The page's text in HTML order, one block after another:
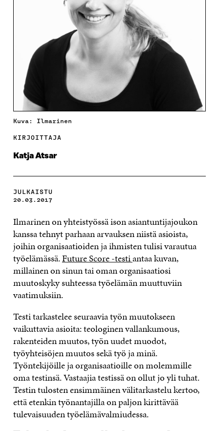
Kuva: Ilmarinen
KIRJOITTAJA
Katja Atsar
JULKAISTU
20.03.2017
Ilmarinen on yhteistyössä ison asiantuntijajoukon
kanssa tehnyt parhaan arvauksen niistä asioista,
joihin organisaatioiden ja ihmisten tulisi varautua
työelämässä.Future Score -testiantaa kuvan,
millainen on sinun tai oman organisaatiosi
muutoskyky suhteessa työelämän muuttuviin
vaatimuksiin.
Testi tarkastelee seuraavia työn muutokseen
vaikuttavia asioita: teologinen vallankumous,
rakenteiden muutos, työn uudet muodot,
työyhteisöjen muutos sekä työ ja minä.
Työntekijöille ja organisaatioille on molemmille
oma testinsä. Vastaajia testissä on ollut jo yli tuhat.
Testin tulosten ensimmäinen välitarkastelu kertoo,
että etenkin työnantajilla on paljon kirittävää
tulevaisuuden työelämävalmiudessa.